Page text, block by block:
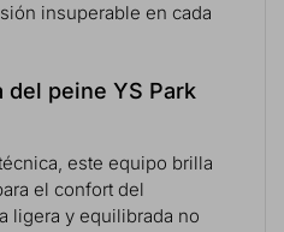
insuperable en cada
del peine YS Park
este equipo brilla
el confort del
ligera y equilibrada no